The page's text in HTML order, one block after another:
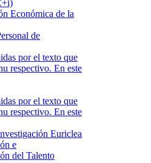
Económica de la
de
Euriclea
e
del Talento